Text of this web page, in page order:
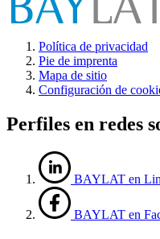
Política de privacidad
Pie de imprenta
Mapa de sitio
Configuración de
Perfiles en redes
BAYLAT en
BAYLAT en